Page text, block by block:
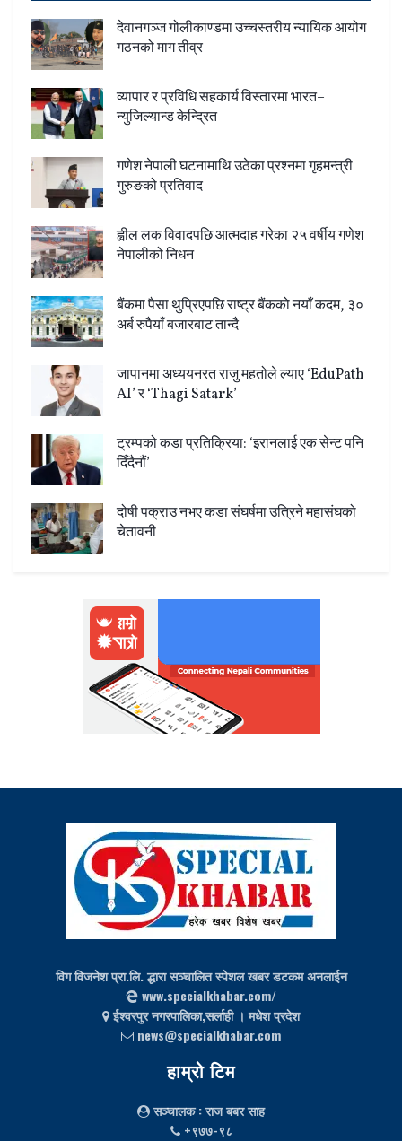
देवानगञ्ज गोलीकाण्डमा उच्चस्तरीय न्यायिक आयोग
गठनको माग तीव्र
व्यापार र प्रविधि सहकार्य विस्तारमा भारत–
न्युजिल्यान्ड केन्द्रित
गणेश नेपाली घटनामाथि उठेका प्रश्नमा गृहमन्त्री
गुरुङको प्रतिवाद
ह्वील लक विवादपछि आत्मदाह गरेका २५ वर्षीय गणेश
नेपालीको निधन
बैंकमा पैसा थुप्रिएपछि राष्ट्र बैंकको नयाँ कदम, ३०
अर्ब रुपैयाँ बजारबाट तान्दै
जापानमा अध्ययनरत राजु महतोले ल्याए ‘EduPath
AI’ र ‘Thagi Satark’
ट्रम्पको कडा प्रतिक्रिया: ‘इरानलाई एक सेन्ट पनि
दिँदैनौं’
दोषी पक्राउ नभए कडा संघर्षमा उत्रिने महासंघको
चेतावनी
विग विजनेश प्रा.लि. द्धारा सञ्चालित स्पेशल खबर डटकम अनलाईन
www.specialkhabar.com/
ईश्‍वरपुर नगरपालिका,सर्लाही । मधेश प्रदेश
news@specialkhabar.com
हाम्रो टिम
सञ्चालक: राज बबर साह
+९७७-९८